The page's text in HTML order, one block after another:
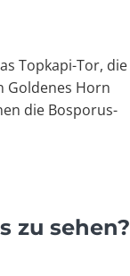
Topkapi-Tor, die
Goldenes Horn
die Bosporus-
zu sehen?